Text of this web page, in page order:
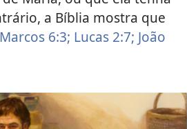
a Bíblia mostra que
Marcos 6:3; Lucas 2:7; João